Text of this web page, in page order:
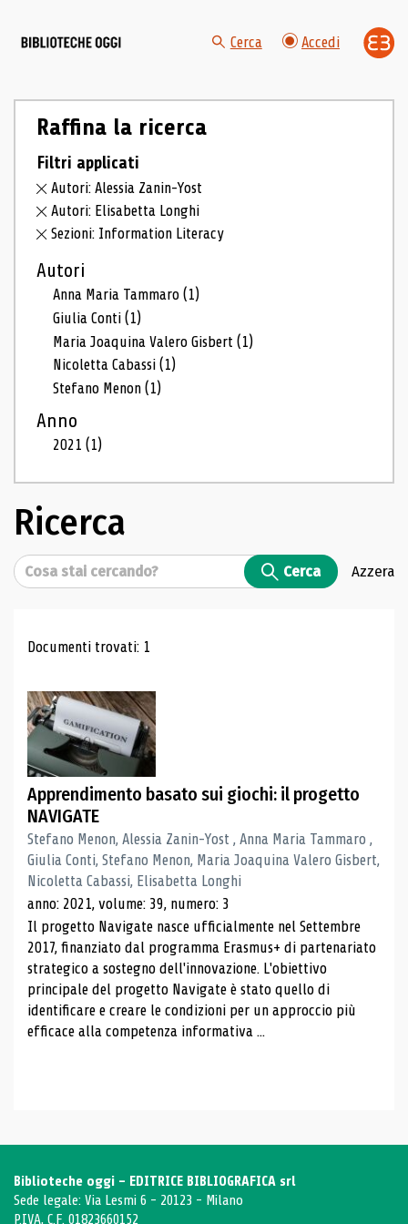
Cerca Accedi
Raffina la ricerca
Filtri applicati
Autori: Alessia Zanin-Yost
Autori: Elisabetta Longhi
Sezioni: Information Literacy
Autori
Anna Maria Tammaro(1)
Giulia Conti(1)
Maria Joaquina Valero Gisbert(1)
Nicoletta Cabassi(1)
Stefano Menon(1)
Anno
2021(1)
Ricerca
Cerca Cerca Azzera
Risultati di ricerca
Documenti trovati: 1
Apprendimento basato sui giochi: il progetto
NAVIGATE
Stefano Menon, Alessia Zanin-Yost , Anna Maria Tammaro ,
Giulia Conti, Stefano Menon, Maria Joaquina Valero Gisbert,
Nicoletta Cabassi, Elisabetta Longhi
anno: 2021, volume: 39, numero: 3
Il progetto Navigate nasce ufficialmente nel Settembre
2017, finanziato dal programma Erasmus+ di partenariato
strategico a sostegno dell'innovazione. L'obiettivo
principale del progetto Navigate è stato quello di
identificare e creare le condizioni per un approccio più
efficace alla competenza informativa ...
Biblioteche oggi - EDITRICE BIBLIOGRAFICA srl
Sede legale: Via Lesmi 6 - 20123 - Milano
P.IVA, C.F. 01823660152